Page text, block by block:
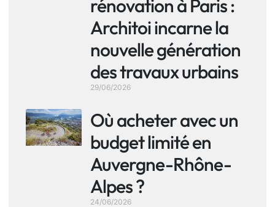
rénovation à Paris :
Architoi incarne la
nouvelle génération
des travaux urbains
29/06/2026
Où acheter avec un
budget limité en
Auvergne-Rhône-
Alpes ?
24/06/2026